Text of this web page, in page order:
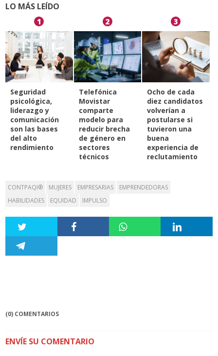
LO MÁS LEÍDO
1
Seguridad
psicológica,
liderazgo y
comunicación
son las bases
del alto
rendimiento
2
Telefónica
Movistar
comparte
modelo para
reducir brecha
de género en
sectores
técnicos
3
Ocho de cada
diez candidatos
volverían a
postularse si
tuvieron una
buena
experiencia de
reclutamiento
CONTPAQI® MUJERES EMPRESARIAS
EMPRENDEDORAS
HABILIDADES
EQUIDAD IMPULSO
(0) COMENTARIOS
ENVÍE SU COMENTARIO